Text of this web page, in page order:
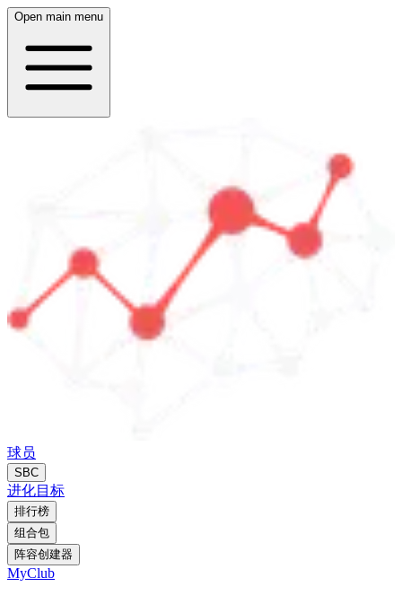
Open main menu
球员
SBC
进化目标
排行榜
组合包
阵容创建器
MyClub